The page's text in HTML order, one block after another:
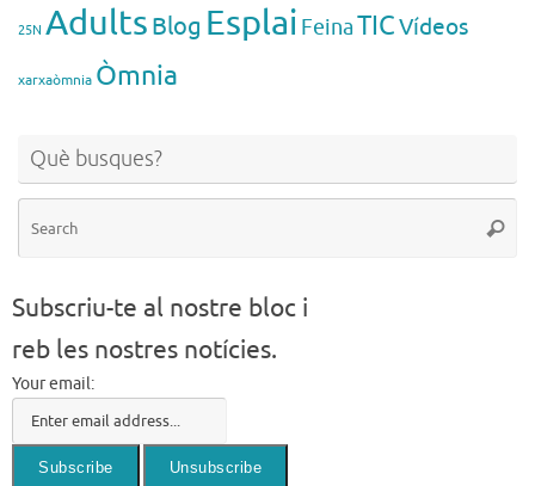
25N AdultsBlog Esplai FeinaTICVídeos
xarxaòmnia Òmnia
Què busques?
Subscriu-te al nostre bloc i
reb les nostres notícies.
Your email: